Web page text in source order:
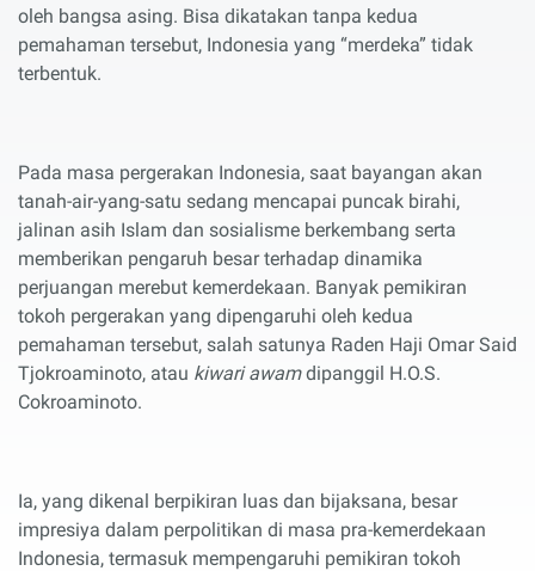
oleh bangsa asing. Bisa dikatakan tanpa kedua
pemahaman tersebut, Indonesia yang “merdeka” tidak
terbentuk.
Pada masa pergerakan Indonesia, saat bayangan akan
tanah-air-yang-satu sedang mencapai puncak birahi,
jalinan asih Islam dan sosialisme berkembang serta
memberikan pengaruh besar terhadap dinamika
perjuangan merebut kemerdekaan. Banyak pemikiran
tokoh pergerakan yang dipengaruhi oleh kedua
pemahaman tersebut, salah satunya Raden Haji Omar Said
Tjokroaminoto, atau kiwari awamdipanggil H.O.S.
Cokroaminoto.
Ia, yang dikenal berpikiran luas dan bijaksana, besar
impresiya dalam perpolitikan di masa pra-kemerdekaan
Indonesia, termasuk mempengaruhi pemikiran tokoh